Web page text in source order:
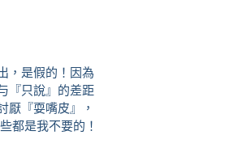
，是假的！因為
『只說』的差距
厭『耍嘴皮』，
都是我不要的！